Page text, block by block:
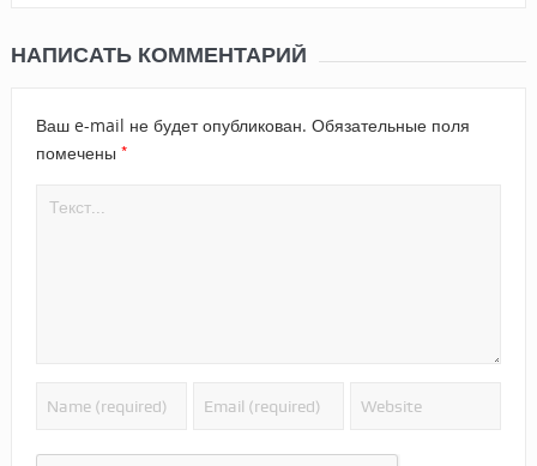
НАПИСАТЬ КОММЕНТАРИЙ
Ваш e-mail не будет опубликован. Обязательные поля
помечены *